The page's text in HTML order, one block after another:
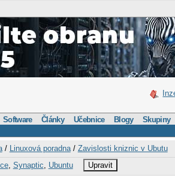
Software Články Učebnice Blogy Skupiny
/ Linuxová poradna/ Zavislosti kniznic v Ubutu
, Synaptic Ubuntu Upravit